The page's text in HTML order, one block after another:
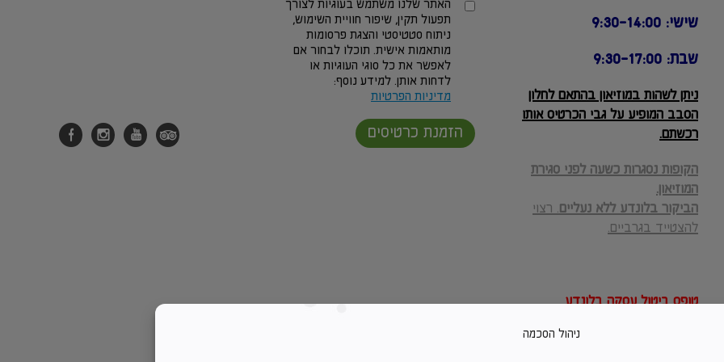
ניהול הסכמה
שישי: 9:30-14:00
שבת: 9:30-17:00
ניתן לשהות במוזיאון בהתאם לחלון
הסבב המופיע על גבי הכרטיס אותו
רכשתם.
הקופות נסגרות כשעה לפני סגירת
המוזיאון.
הביקור בלונדע ללא נעליים. רצוי
להצטייד בגרביים.
טופס ביטול עסקה בלונדע
תקנון האתר ומדיניות ביטולים
האתר שלנו משתמש בעוגיות לצורך
תפעול תקין, שיפור חוויית השימוש,
ניתוח סטטיסטי והצגת פרסומות
מותאמות אישית. תוכלו לבחור אם
לאפשר את כל סוגי העוגיות או
לדחות אותן. למידע נוסף:
מדיניות הפרטיות
הזמנת כרטיסים